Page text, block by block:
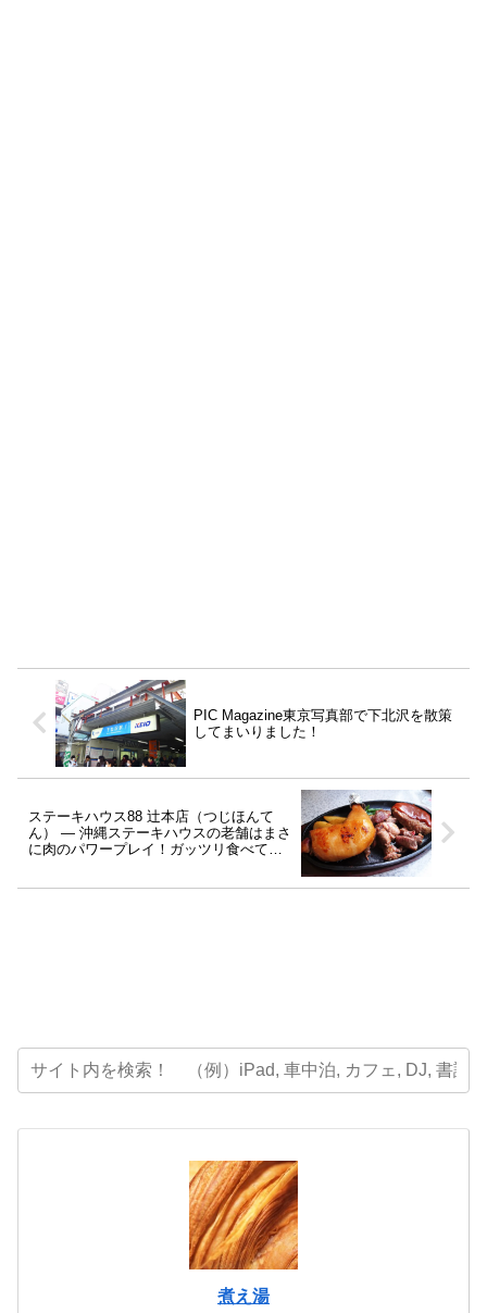
PIC Magazine東京写真部で下北沢を散策
してまいりました！
ステーキハウス88 辻本店（つじほんて
ん） ― 沖縄ステーキハウスの老舗はまさ
に肉のパワープレイ！ガッツリ食べて大
煮え湯